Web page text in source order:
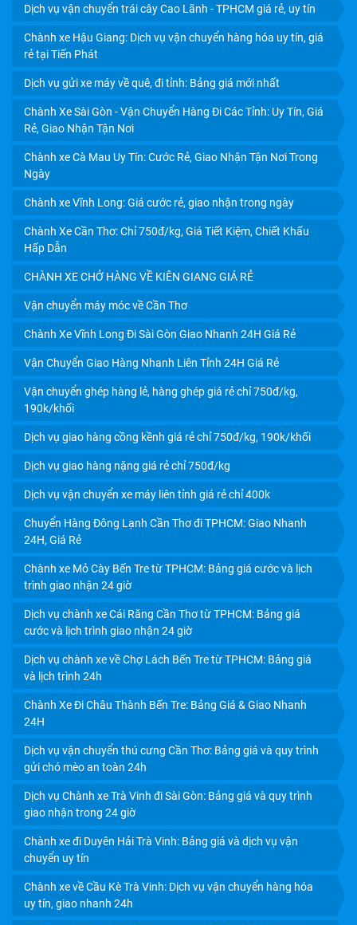
TRONG NGÀY
CHÀNH XE CẦN THƠ: CHỈ 750Đ/KG, GIÁ TIẾT KIỆM,
DỊCH VỤ VẬN CHUYỂN TRÁI CÂY MIỀN TÂY ĐI HCM: GIẢI
Dịch vụ vận chuyển trái cây Cao Lãnh - TPHCM giá rẻ, uy tín
Chành xe Hậu Giang: Dịch vụ vận chuyển hàng hóa uy tín, giá
rẻ tại Tiến Phát
Dịch vụ gửi xe máy về quê, đi tỉnh: Bảng giá mới nhất
Chành Xe Sài Gòn - Vận Chuyển Hàng Đi Các Tỉnh: Uy Tín, Giá
Rẻ, Giao Nhận Tận Nơi
Chành xe Cà Mau Uy Tín: Cước Rẻ, Giao Nhận Tận Nơi Trong
Ngày
Chành xe Vĩnh Long: Giá cước rẻ, giao nhận trong ngày
Chành Xe Cần Thơ: Chỉ 750đ/kg, Giá Tiết Kiệm, Chiết Khấu
Hấp Dẫn
CHÀNH XE CHỞ HÀNG VỀ KIÊN GIANG GIÁ RẺ
Vận chuyển máy móc về Cần Thơ
Chành Xe Vĩnh Long Đi Sài Gòn Giao Nhanh 24H Giá Rẻ
Vận Chuyển Giao Hàng Nhanh Liên Tỉnh 24H Giá Rẻ
Vận chuyển ghép hàng lẻ, hàng ghép giá rẻ chỉ 750đ/kg,
190k/khối
Dịch vụ giao hàng cồng kềnh giá rẻ chỉ 750đ/kg, 190k/khối
Dịch vụ giao hàng nặng giá rẻ chỉ 750đ/kg
Dịch vụ vận chuyển xe máy liên tỉnh giá rẻ chỉ 400k
Chuyển Hàng Đông Lạnh Cần Thơ đi TPHCM: Giao Nhanh
24H, Giá Rẻ
Chành xe Mỏ Cày Bến Tre từ TPHCM: Bảng giá cước và lịch
trình giao nhận 24 giờ
Dịch vụ chành xe Cái Răng Cần Thơ từ TPHCM: Bảng giá
cước và lịch trình giao nhận 24 giờ
Dịch vụ chành xe về Chợ Lách Bến Tre từ TPHCM: Bảng giá
và lịch trình 24h
Chành Xe Đi Châu Thành Bến Tre: Bảng Giá & Giao Nhanh
24H
Dịch vụ vận chuyển thú cưng Cần Thơ: Bảng giá và quy trình
gửi chó mèo an toàn 24h
Dịch vụ Chành xe Trà Vinh đi Sài Gòn: Bảng giá và quy trình
giao nhận trong 24 giờ
Chành xe đi Duyên Hải Trà Vinh: Bảng giá và dịch vụ vận
chuyển uy tín
Chành xe về Cầu Kè Trà Vinh: Dịch vụ vận chuyển hàng hóa
uy tín, giao nhanh 24h